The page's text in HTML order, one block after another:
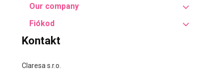
Our company
Fiókod
Kontakt
Claresa s.r.o.